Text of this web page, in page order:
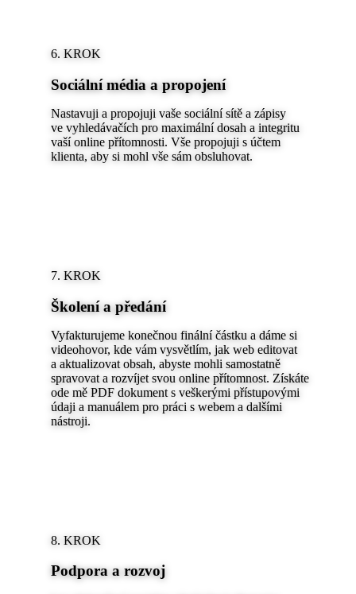
6. KROK
Sociální média a propojení
Nastavuji a propojuji vaše sociální sítě a zápisy
ve vyhledávačích pro maximální dosah a integritu
vaší online přítomnosti. Vše propojuji s účtem
klienta, aby si mohl vše sám obsluhovat.
7. KROK
Školení a předání
Vyfakturujeme konečnou finální částku a dáme si
videohovor, kde vám vysvětlím, jak web editovat
a aktualizovat obsah, abyste mohli samostatně
spravovat a rozvíjet svou online přítomnost. Získáte
ode mě PDF dokument s veškerými přístupovými
údaji a manuálem pro práci s webem a dalšími
nástroji.
8. KROK
Podpora a rozvoj